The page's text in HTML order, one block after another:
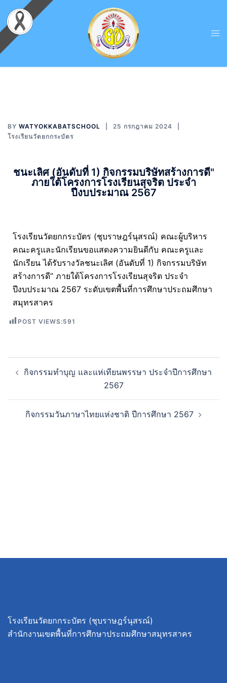
BY WATYOKKABATSCHOOL
25 กรกฎาคม 2024
โรงเรียนวัดยกกระบัตร
ชนะเลิศ (อันดับที่ 1) กิจกรรมบริษัทสร้างการดี"
ภายใต้โครงการโรงเรียนสุจริต ประจำ
ปีงบประมาณ 2567
โรงเรียนวัดยกกระบัตร (ชุบราษฎร์นุสรณ์) คณะผู้บริหาร
คณะครูเเละนักเรียนขอเเสดงความยินดีกับ คณะครูเเละ
นักเรียน ได้รับรางวัลชนะเลิศ (อันดับที่ 1) กิจกรรมบริษัท
สร้างการดี” ภายใต้โครงการโรงเรียนสุจริต ประจำ
ปีงบประมาณ 2567 ระดับเขตพื้นที่การศึกษาประถมศึกษา
สมุทรสาคร
POST VIEWS:591
กิจกรรมทำบุญ และแห่เทียนพรรษา ประจำปีการศึกษา
2567
กิจกรรมวันภาษาไทยแห่งชาติ ปีการศึกษา 2567
โรงเรียนวัดยกกระบัตร (ชุบราษฎร์นุสรณ์)
สำนักงานเขตพื้นที่การศึกษาประถมศึกษาสมุทรสาคร